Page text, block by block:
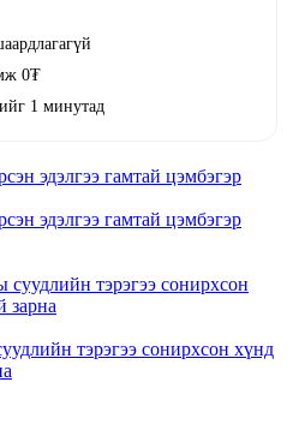
0₮
1 минутад
тэрэгээ сонирхсон хүнд